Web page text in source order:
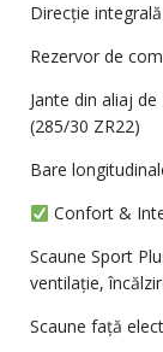
Direcție
Rezervor de
Jante din aliaj
(285/30 ZR22)
Bare
Confort &
Scaune Sport
ventilație,
Scaune față